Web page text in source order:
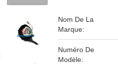
Nom De La
Marque:
Numéro De
Modèle: